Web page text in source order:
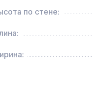
Бомбей, 0,91 x 10 м
по стене: